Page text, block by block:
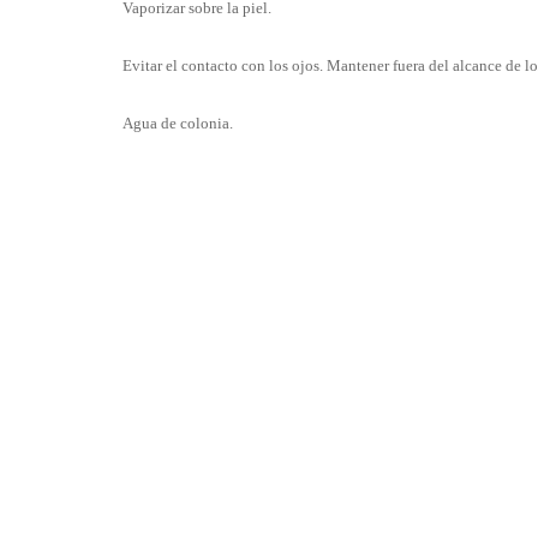
Vaporizar sobre la piel.
Evitar el contacto con los ojos. Mantener fuera del alcance de
Agua de colonia.